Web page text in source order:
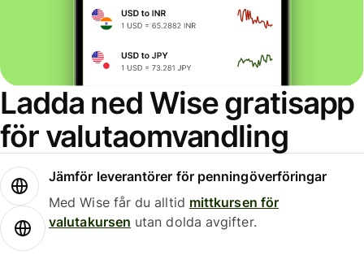
Ladda ned Wise gratisapp
för valutaomvandling
Jämför leverantörer för penningöverföringar
Med Wise får du alltid mittkursen för
valutakursen utan dolda avgifter.